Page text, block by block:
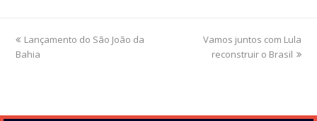
previous
post:
Lançamento do São João da
Bahia
next
post:
Vamos juntos com Lula
reconstruir o Brasil